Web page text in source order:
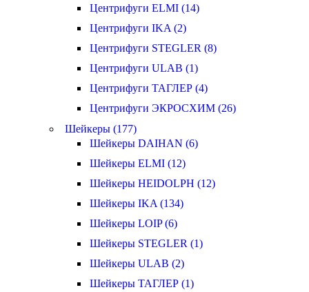
Центрифуги ELMI (14)
Центрифуги IKA (2)
Центрифуги STEGLER (8)
Центрифуги ULAB (1)
Центрифуги ТАГЛЕР (4)
Центрифуги ЭКРОСХИМ (26)
Шейкеры (177)
Шейкеры DAIHAN (6)
Шейкеры ELMI (12)
Шейкеры HEIDOLPH (12)
Шейкеры IKA (134)
Шейкеры LOIP (6)
Шейкеры STEGLER (1)
Шейкеры ULAB (2)
Шейкеры ТАГЛЕР (1)